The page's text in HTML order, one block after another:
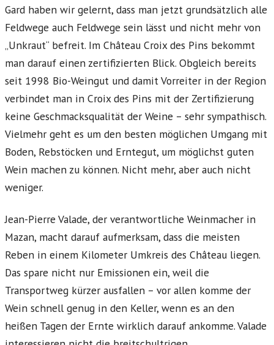
Gard haben wir gelernt, dass man jetzt grundsätzlich alle
Feldwege auch Feldwege sein lässt und nicht mehr von
„Unkraut“ befreit. Im Château Croix des Pins bekommt
man darauf einen zertifizierten Blick. Obgleich bereits
seit 1998 Bio-Weingut und damit Vorreiter in der Region
verbindet man in Croix des Pins mit der Zertifizierung
keine Geschmacksqualität der Weine – sehr sympathisch.
Vielmehr geht es um den besten möglichen Umgang mit
Boden, Rebstöcken und Erntegut, um möglichst guten
Wein machen zu können. Nicht mehr, aber auch nicht
weniger.
Jean-Pierre Valade, der verantwortliche Weinmacher in
Mazan, macht darauf aufmerksam, dass die meisten
Reben in einem Kilometer Umkreis des Château liegen.
Das spare nicht nur Emissionen ein, weil die
Transportweg kürzer ausfallen – vor allen komme der
Wein schnell genug in den Keller, wenn es an den
heißen Tagen der Ernte wirklich darauf ankomme. Valade